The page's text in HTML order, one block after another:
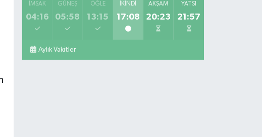
İMSAK
04:16
GÜNEŞ
05:58
ÖĞLE
13:15
İKINDI
17:08
AKŞAM
20:23
YATSI
21:57
Aylık Vakitler